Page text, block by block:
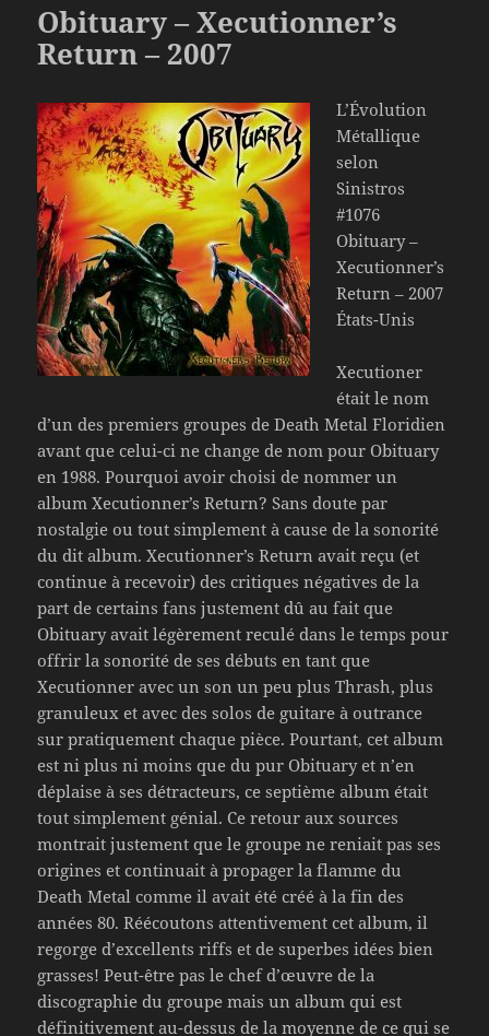
Obituary – Xecutionner’s
Return – 2007
L’Évolution
Métallique
selon
Sinistros
#1076
Obituary –
Xecutionner’s
Return – 2007
États-Unis
Xecutioner
était le nom
d’un des premiers groupes de Death Metal Floridien
avant que celui-ci ne change de nom pour Obituary
en 1988. Pourquoi avoir choisi de nommer un
album Xecutionner’s Return? Sans doute par
nostalgie ou tout simplement à cause de la sonorité
du dit album. Xecutionner’s Return avait reçu (et
continue à recevoir) des critiques négatives de la
part de certains fans justement dû au fait que
Obituary avait légèrement reculé dans le temps pour
offrir la sonorité de ses débuts en tant que
Xecutionner avec un son un peu plus Thrash, plus
granuleux et avec des solos de guitare à outrance
sur pratiquement chaque pièce. Pourtant, cet album
est ni plus ni moins que du pur Obituary et n’en
déplaise à ses détracteurs, ce septième album était
tout simplement génial. Ce retour aux sources
montrait justement que le groupe ne reniait pas ses
origines et continuait à propager la flamme du
Death Metal comme il avait été créé à la fin des
années 80. Réécoutons attentivement cet album, il
regorge d’excellents riffs et de superbes idées bien
grasses! Peut-être pas le chef d’œuvre de la
discographie du groupe mais un album qui est
définitivement au-dessus de la moyenne de ce qui se